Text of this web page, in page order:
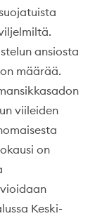
ansiosta
määrää.
viileiden
on
Keski-